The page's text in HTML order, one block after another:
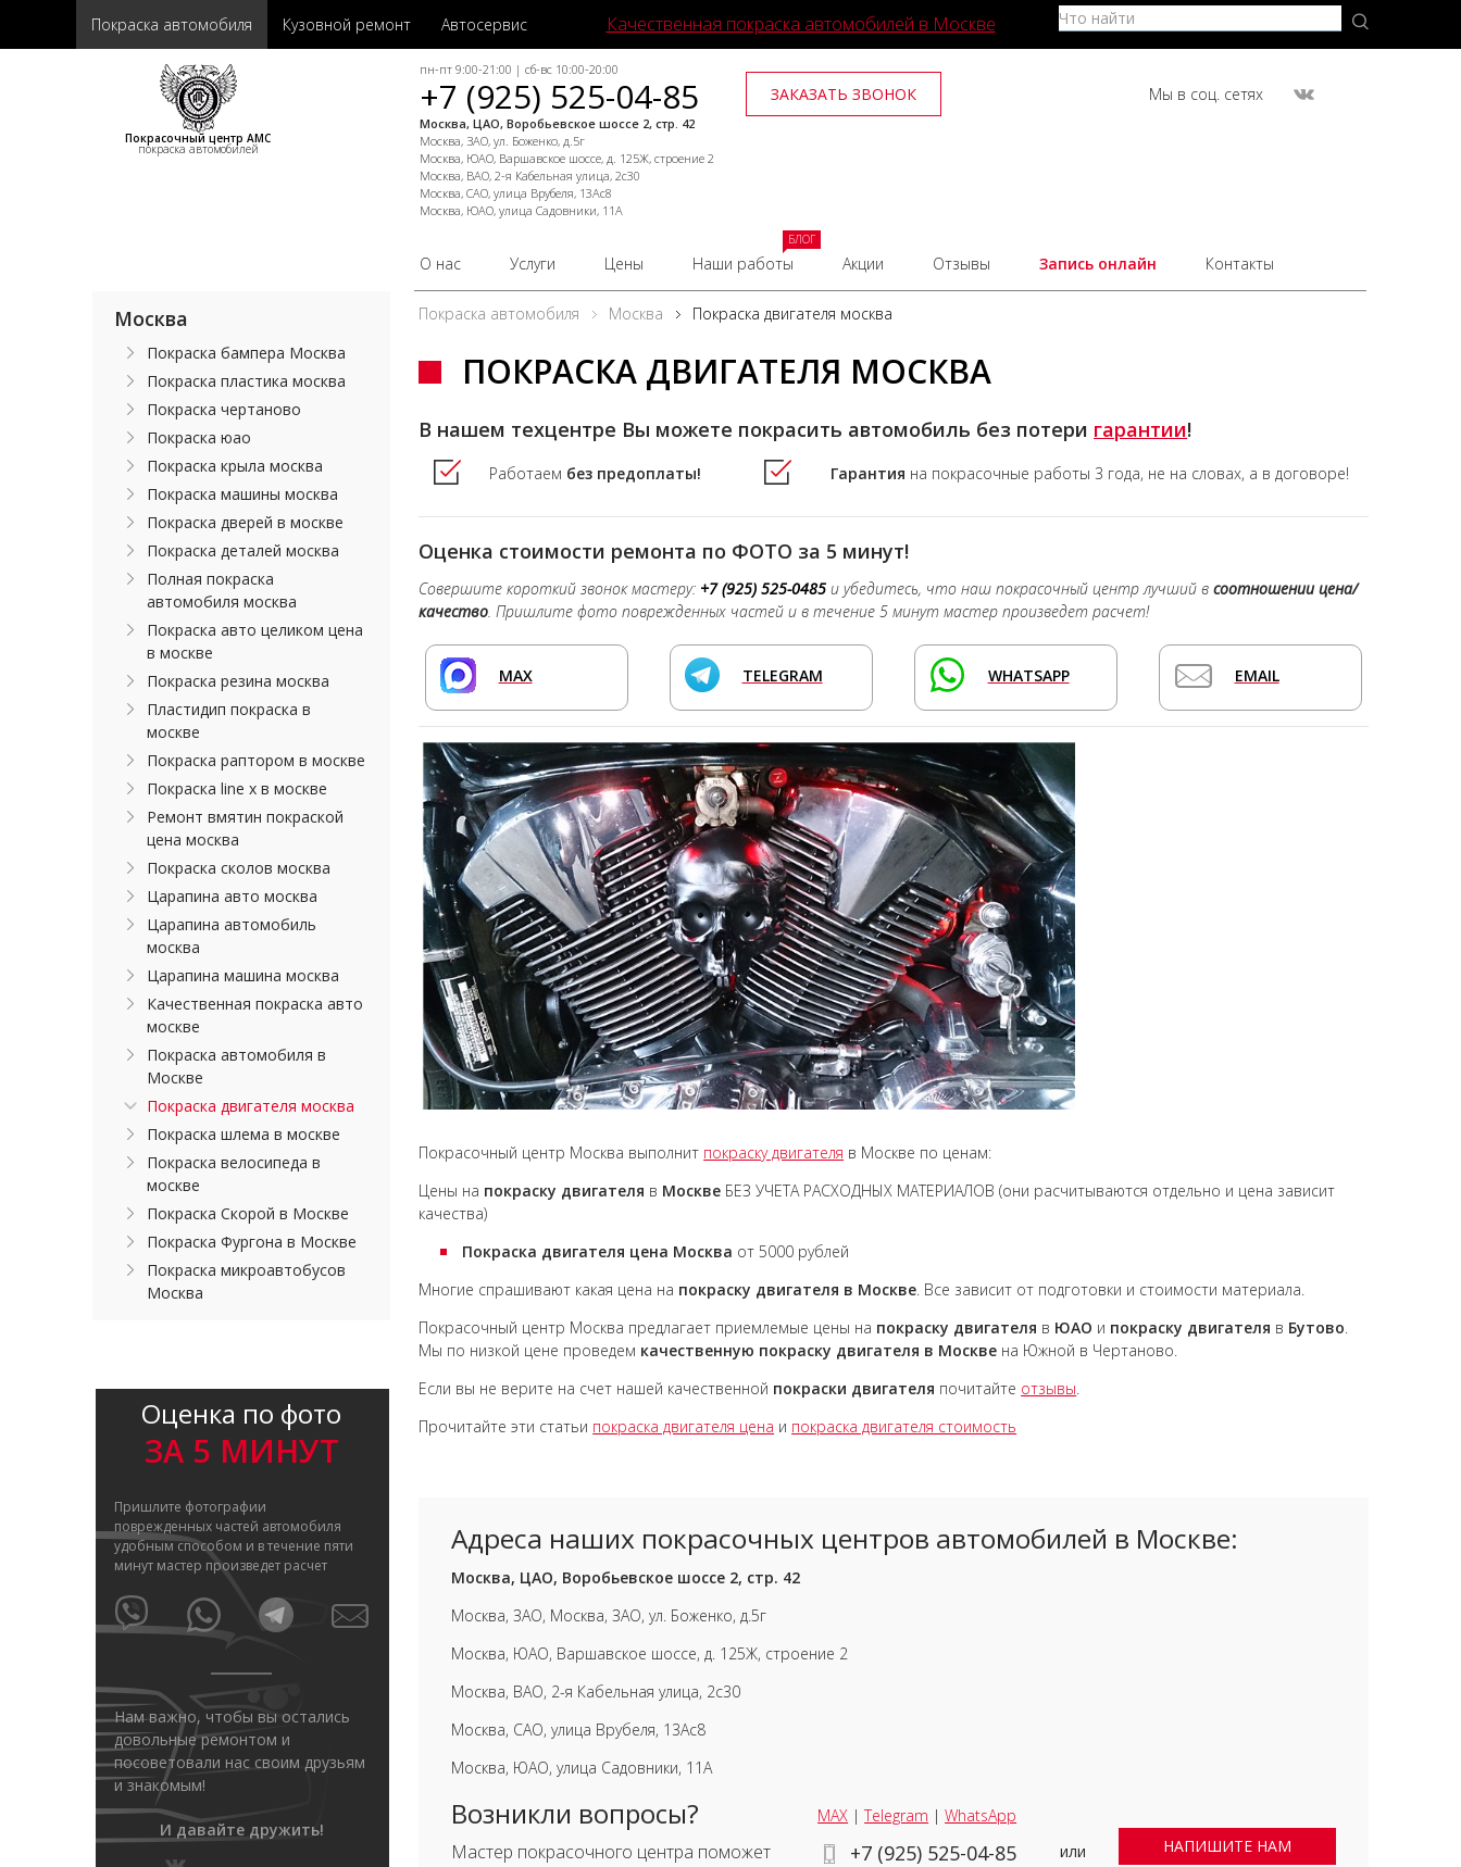
Покраска автомобиля Кузовной ремонт Автосервис Качественная покраска автомобилей в Москве
Покрасочный центр АМС
покраска автомобилей
пн-пт 9:00-21:00 | сб-вс 10:00-20:00
+7 (925) 525-04-85
Москва, ЦАО, Воробьевское шоссе 2, стр. 42
Москва, ЗАО, ул. Боженко, д.5г
Москва, ЮАО, Варшавское шоссе, д. 125Ж, строение 2
Москва, ВАО, 2-я Кабельная улица, 2с30
Москва, САО, улица Врубеля, 13Ас8
Москва, ЮАО, улица Садовники, 11А
ЗАКАЗАТЬ ЗВОНОК Мы в соц. сетях
О нас Услуги Цены Наши работы
БЛОГ
Акции Отзывы Запись онлайн Контакты
Покраска автомобиля Москва Покраска двигателя москва
ПОКРАСКА ДВИГАТЕЛЯ МОСКВА
В нашем техцентре Вы можете покрасить автомобиль без потери гарантии!
Работаем без предоплаты! Гарантия на покрасочные работы 3 года, не на словах, а в договоре!
Оценка стоимости ремонта по ФОТО за 5 минут!
Совершите короткий звонок мастеру: +7 (925) 525-0485 и убедитесь, что наш покрасочный центр лучший всоотношении цена/
качество. Пришлите фото поврежденных частей и в течение 5 минут мастер произведет расчет!
MAX TELEGRAM WHATSAPP EMAIL
Покрасочный центр Москва выполнит покраску двигателя в Москве по ценам:
Цены на покраску двигателя в Москве БЕЗ УЧЕТА РАСХОДНЫХ МАТЕРИАЛОВ (они расчитываются отдельно и цена зависит
качества)
Покраска двигателя цена Москва от 5000 рублей
Многие спрашивают какая цена на покраску двигателя в Москве. Все зависит от подготовки и стоимости материала.
Покрасочный центр Москва предлагает приемлемые цены на покраску двигателя в ЮАО и покраску двигателя в Бутово.
Мы по низкой цене проведем качественную покраску двигателя в Москве на Южной в Чертаново.
Если вы не верите на счет нашей качественной покраски двигателя почитайте отзывы.
Прочитайте эти статьи покраска двигателя цена и покраска двигателя стоимость
Адреса наших покрасочных центров автомобилей в Москве:
Москва, ЦАО, Воробьевское шоссе 2, стр. 42
Москва, ЗАО, Москва, ЗАО, ул. Боженко, д.5г
Москва, ЮАО, Варшавское шоссе, д. 125Ж, строение 2
Москва, ВАО, 2-я Кабельная улица, 2с30
Москва, САО, улица Врубеля, 13Ас8
Москва, ЮАО, улица Садовники, 11А
Возникли вопросы?
Мастер покрасочного центра поможет
MAX |Telegram |WhatsApp
+7 (925) 525-04-85 или НАПИШИТЕ НАМ
Москва
Покраска бампера Москва
Покраска пластика москва
Покраска чертаново
Покраска юао
Покраска крыла москва
Покраска машины москва
Покраска дверей в москве
Покраска деталей москва
Полная покраска
автомобиля москва
Покраска авто целиком цена
в москве
Покраска резина москва
Пластидип покраска в
москве
Покраска раптором в москве
Покраска line x в москве
Ремонт вмятин покраской
цена москва
Покраска сколов москва
Царапина авто москва
Царапина автомобиль
москва
Царапина машина москва
Качественная покраска авто
москве
Покраска автомобиля в
Москве
Покраска двигателя москва
Покраска шлема в москве
Покраска велосипеда в
москве
Покраска Скорой в Москве
Покраска Фургона в Москве
Покраска микроавтобусов
Москва
Оценка по фото
ЗА 5 МИНУТ
Пришлите фотографии
поврежденных частей автомобиля
удобным способом и в течение пяти
минут мастер произведет расчет
Нам важно, чтобы вы остались
довольные ремонтом и
посоветовали нас своим друзьям
и знакомым!
И давайте дружить!